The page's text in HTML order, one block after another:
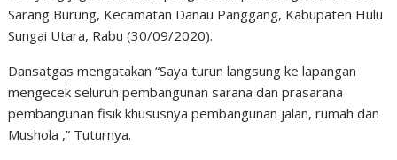
Sarang Burung, Kecamatan Danau Panggang, Kabupaten Hulu
Sungai Utara, Rabu (30/09/2020).
Dansatgas mengatakan “Saya turun langsung ke lapangan
mengecek seluruh pembangunan sarana dan prasarana
pembangunan fisik khususnya pembangunan jalan, rumah dan
Mushola ,” Tuturnya.